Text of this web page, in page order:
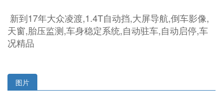
新到17年大众凌渡,1.4T自动挡,大屏导航,倒车影像,
天窗,胎压监测,车身稳定系统,自动驻车,自动启停,车
况精品
图片